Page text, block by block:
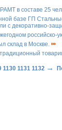
в составе 25
базе ГП
с декоративно-
склад в Москве.
1130 1131 1132 →